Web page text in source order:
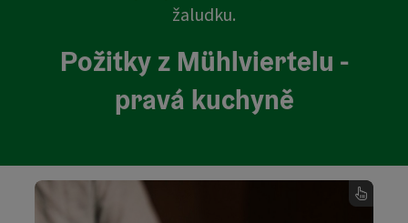
žaludku.
Požitky z Mühlviertelu -
pravá kuchyně
Kulinářské speciality v Mühlvi